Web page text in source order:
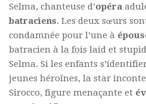
Selma, chanteuse d’opéra
batraciens. Les deux sœurs
condamnée pour l’une à
batracien à la fois laid et
Selma. Si les enfants
jeunes héroïnes, la star
Sirocco, figure menaçante et